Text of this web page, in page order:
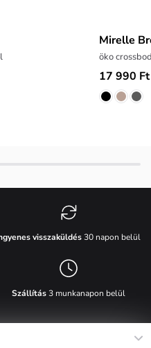
Mirelle
öko
17 990 Ft
visszaküldés30 napon belül
Szállítás3 munkanapon belül